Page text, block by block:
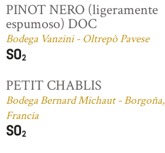
PINOT NERO (ligeramente
espumoso) DOC
Bodega Vanzini - Oltrepò Pavese
PETIT CHABLIS
Bodega Bernard Michaut - Borgoña,
Francia